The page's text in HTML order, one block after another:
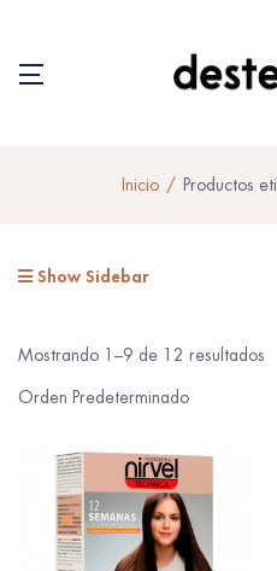
Inicio Productos
Show Sidebar
Mostrando 1–9 de 12 resultados